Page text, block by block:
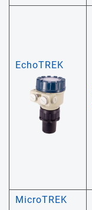
EchoTREK
MicroTREK